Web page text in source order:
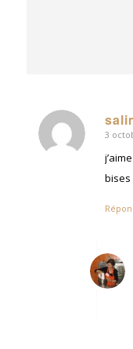
dit
3
bises